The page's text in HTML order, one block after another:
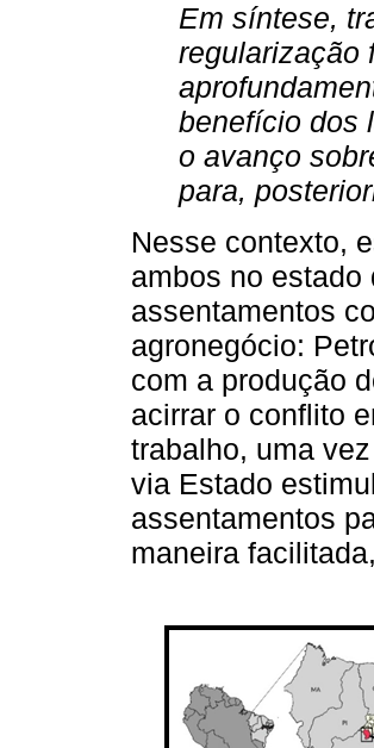
Em síntese,
regularização
benefício dos
o avanço
para,
Nesse contexto,
ambos no
assentamentos
agronegócio:
com a produção
acirrar o conflito
trabalho, uma
via Estado
assentamentos
maneira